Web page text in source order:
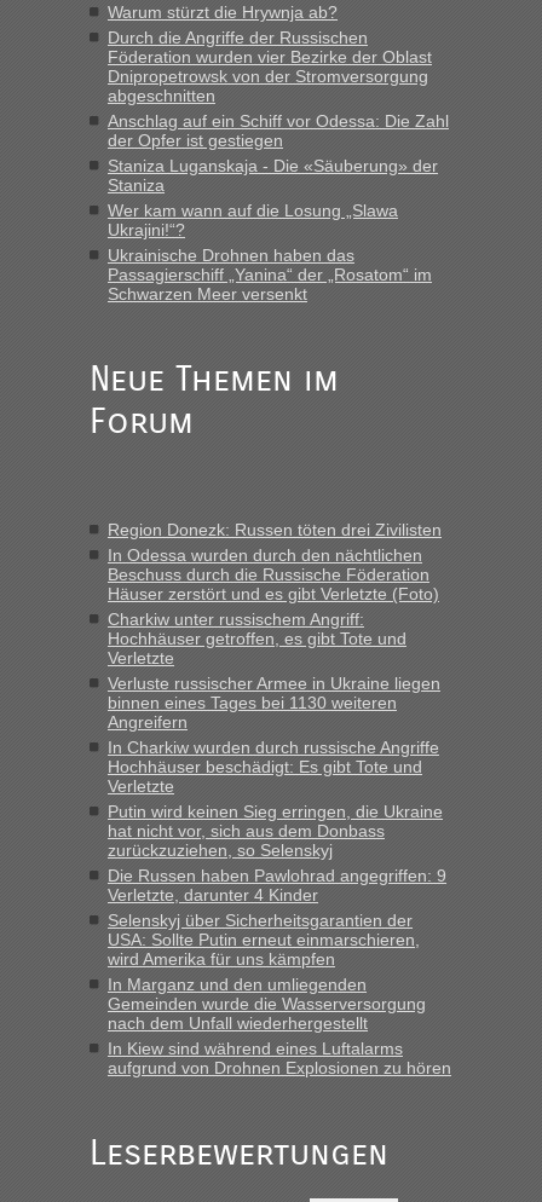
MHG1023 inBerichte und Reisetipps • Re: Mit dem Zug in
die Ukraine
„Man sollte aber explizit dazu schreiben, daß es ein Zug von
LeoExpress ist - und nur auf deren Webseite kann man die
Fahrkarten kaufen. Zumindest ist es die erste Umsteigefreie
Verbindung von Deutschland...“
Recht, Visa und Dokumente • Re: Deklaration
gebrauchter Kleidung beim Zoll
„Vielen Dank, mit einem Briefchen meiner Frau im Gepäck
gab es keine Probleme“
fast 11 Milliarden aufgedeckt
„Am besten wäre natürlich, wenn die Frau mit dabei ist.
Alleinreisende Männer stehen schließlich immer unter
Milliarden aufgedeckt
„Kein Zoll. Du musst an sich nur sagen dass das privat ist
und du nicht damit handeln willst. So lange das nicht
Originalverpackt ist und ersichlich das nicht neu sollte es
keine Probleme geben“
Recht, Visa und Dokumente • Deklaration
gebrauchter Kleidung beim Zoll
„Hallo Leute, ich weiß nicht, ob ich hier richtig bin mit meiner
Anfrage. Ich möchte 4 Umzugskartons mit gebrauchter
Straßen Kleidung bei der Einreise in die Ukraine
mitnehmen. Es ist gebrauchte Kleidung...“
Berichte und Reisetipps • Re: An welchem
Grenzübergang zwischen Polen und der Ukraine geht es am
schnellsten?
„Wir sind mit unserem Wohnmobil, wie geplant am Montag
15.6. in Krakovets rüber. Sehr zeitig los gegen 5 Uhr in der
Früh. Mit sehr sehr wenig Verkehr, super bis zur Grenze. Nur
8 PKW vor der Schranke....“
inBerichte und Reisetipps • Re: An welchem
Grenzübergang zwischen Polen und der Ukraine geht es am
„Gestern 6 Stunden warten vor der Grenze Richtung Polen
in Krakowez mit dem Kleinbus. Abfertigung ging dann
Warum stürzt die Hrywnja ab?
Durch die Angriffe der Russischen
Föderation wurden vier Bezirke der Oblast
Dnipropetrowsk von der Stromversorgung
abgeschnitten
Anschlag auf ein Schiff vor Odessa: Die Zahl
der Opfer ist gestiegen
Staniza Luganskaja - Die «Säuberung» der
Staniza
Wer kam wann auf die Losung „Slawa
Ukrajini!“?
Ukrainische Drohnen haben das
Passagierschiff „Yanina“ der „Rosatom“ im
Schwarzen Meer versenkt
Neue Themen im
Forum
Region Donezk: Russen töten drei Zivilisten
In Odessa wurden durch den nächtlichen
Beschuss durch die Russische Föderation
Häuser zerstört und es gibt Verletzte (Foto)
Charkiw unter russischem Angriff:
Hochhäuser getroffen, es gibt Tote und
Verletzte
Verluste russischer Armee in Ukraine liegen
binnen eines Tages bei 1130 weiteren
Angreifern
In Charkiw wurden durch russische Angriffe
Hochhäuser beschädigt: Es gibt Tote und
Verletzte
Putin wird keinen Sieg erringen, die Ukraine
hat nicht vor, sich aus dem Donbass
zurückzuziehen, so Selenskyj
Die Russen haben Pawlohrad angegriffen: 9
Verletzte, darunter 4 Kinder
Selenskyj über Sicherheitsgarantien der
USA: Sollte Putin erneut einmarschieren,
wird Amerika für uns kämpfen
In Marganz und den umliegenden
Gemeinden wurde die Wasserversorgung
nach dem Unfall wiederhergestellt
In Kiew sind während eines Luftalarms
aufgrund von Drohnen Explosionen zu hören
Leserbewertungen